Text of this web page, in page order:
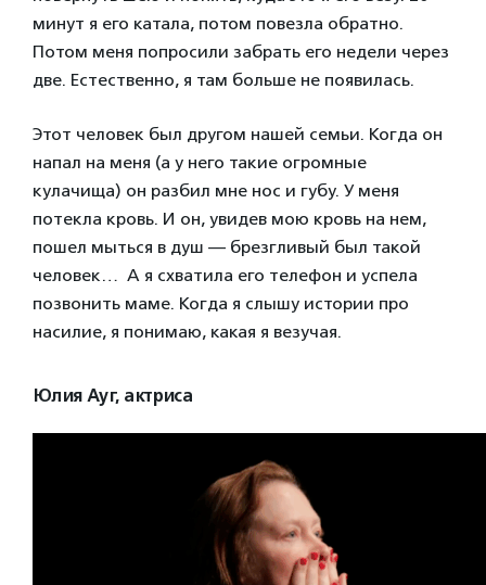
минут я его катала, потом повезла обратно.
Потом меня попросили забрать его недели через
две. Естественно, я там больше не появилась.
Этот человек был другом нашей семьи. Когда он
напал на меня (а у него такие огромные
кулачища) он разбил мне нос и губу. У меня
потекла кровь. И он, увидев мою кровь на нем,
пошел мыться в душ — брезгливый был такой
человек… А я схватила его телефон и успела
позвонить маме. Когда я слышу истории про
насилие, я понимаю, какая я везучая.
Юлия Ауг, актриса